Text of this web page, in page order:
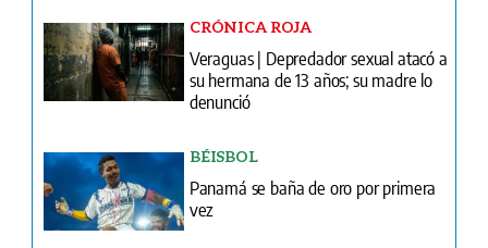
CRÓNICA ROJA
Veraguas | Depredador sexual atacó a
su hermana de 13 años; su madre lo
denunció
BÉISBOL
Panamá se baña de oro por primera
vez